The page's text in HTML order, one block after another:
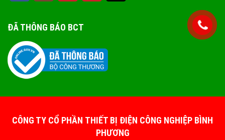
ĐÃ THÔNG BÁO BCT
CÔNG TY CỔ PHẦN THIẾT BỊ ĐIỆN CÔNG NGHIỆP BÌNH
PHƯƠNG